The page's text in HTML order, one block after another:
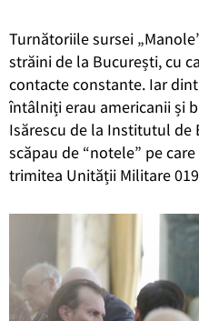
Turnătoriile sursei
străini de la București, cu
contacte constante. Iar
întâlniți erau americanii și
Isărescu de la Institutul de
scăpau de “notele” pe
trimitea Unității Militare